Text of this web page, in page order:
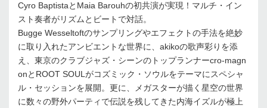
Cyro BaptistaとMaia Barouhの初共演が実現！マルチ・イン
スト奏者がリズムとビートで対話。
Bugge Wesseltoftのサンプリングやエフェクトの手法を絶妙
に取り入れたアンビエントな世界に、akikoの歌声彩りを添
え、東京のクラブジャズ・シーンのトップランナーcro-magn
onとROOT SOULがコズミック・ソウルをテーマにスペシャ
ル・セッションを展開。更に、メガスターが描く星空の世界
に数々の野外パーティで伝説を残してきた内海イズルが極上